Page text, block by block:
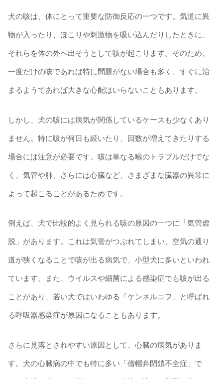
犬の咳は、体にとって重要な防御反応の一つです。気道に異
物が入ったり、ほこりや刺激物を吸い込んだりしたときに、
それらを体の外へ出そうとして咳が起こります。そのため、
一度だけの咳であれば特に問題がない場合も多く、すぐに治
まるようであれば大きな心配はいらないこともあります。
しかし、犬の咳には病気が関係しているケースも少なくあり
ません。特に咳が何日も続いたり、回数が増えてきたりする
場合には注意が必要です。咳は単なる喉のトラブルだけでな
く、気管や肺、さらには心臓など、さまざまな臓器の異常に
よって起こることがあるためです。
例えば、犬で比較的よく見られる咳の原因の一つに「気管虚
脱」があります。これは気管がつぶれてしまい、空気の通り
道が狭くなることで咳が出る病気で、小型犬に多いといわれ
ています。また、ウイルスや細菌による感染症でも咳が出る
ことがあり、若い犬ではいわゆる「ケンネルコフ」と呼ばれ
る呼吸器感染症が原因になることもあります。
さらに見落とされやすい原因として、心臓の病気がありま
す。犬の心臓病の中でも特に多い「僧帽弁閉鎖不全症」で